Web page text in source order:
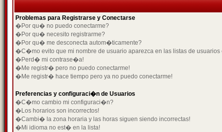
Problemas para Registrarse y Conectarse
�Por qu� no puedo conectarme?
�Por qu� necesito registrarme?
�Por qu� me desconecta autom�ticamente?
�C�mo evito que mi nombre de usuario aparezca en las listas de usuarios
�Perd� mi contrase�a!
�Me registr� pero no puedo conectarme!
�Me registr� hace tiempo pero ya no puedo conectarme!
Preferencias y configuraci�n de Usuarios
�C�mo cambio mi configuraci�n?
�Los horarios son incorrectos!
�Cambi� la zona horaria y las horas siguen siendo incorrectas!
�Mi idioma no est� en la lista!